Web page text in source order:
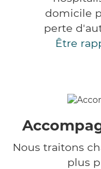
domicile
perte
Être
Nous traitons
plus